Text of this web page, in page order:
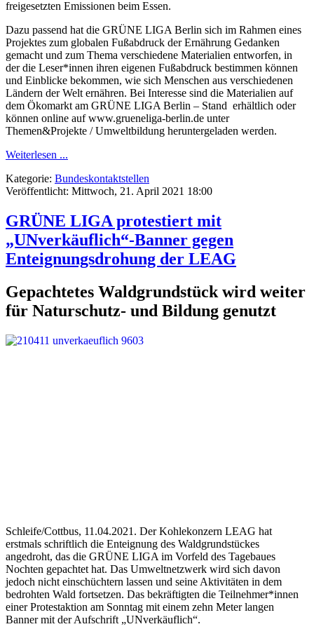
freigesetzten Emissionen beim Essen.
Dazu passend hat die GRÜNE LIGA Berlin sich im Rahmen eines
Projektes zum globalen Fußabdruck der Ernährung Gedanken
gemacht und zum Thema verschiedene Materialien entworfen, in
der die Leser*innen ihren eigenen Fußabdruck bestimmen können
und Einblicke bekommen, wie sich Menschen aus verschiedenen
Ländern der Welt ernähren. Bei Interesse sind die Materialien auf
dem Ökomarkt am GRÜNE LIGA Berlin – Stand erhältlich oder
können online auf www.grueneliga-berlin.de unter
Themen&Projekte / Umweltbildung heruntergeladen werden.
Weiterlesen ...
Kategorie: Bundeskontaktstellen
Veröffentlicht: Mittwoch, 21. April 2021 18:00
GRÜNE LIGA protestiert mit
„UNverkäuflich“-Banner gegen
Enteignungsdrohung der LEAG
Gepachtetes Waldgrundstück wird weiter
für Naturschutz- und Bildung genutzt
Schleife/Cottbus, 11.04.2021. Der Kohlekonzern LEAG hat
erstmals schriftlich die Enteignung des Waldgrundstückes
angedroht, das die GRÜNE LIGA im Vorfeld des Tagebaues
Nochten gepachtet hat. Das Umweltnetzwerk wird sich davon
jedoch nicht einschüchtern lassen und seine Aktivitäten in dem
bedrohten Wald fortsetzen. Das bekräftigten die Teilnehmer*innen
einer Protestaktion am Sonntag mit einem zehn Meter langen
Banner mit der Aufschrift „UNverkäuflich“.